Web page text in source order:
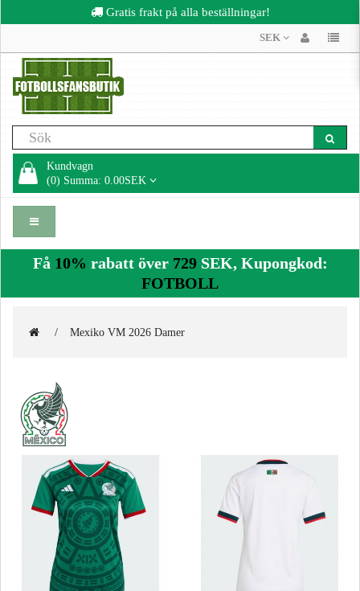
Gratis frakt på alla beställningar!
SEK
Kundvagn
(0) Summa: 0.00SEK
Få 10% rabatt över 729SEK, Kupongkod:
FOTBOLL
Mexiko VM 2026 Damer